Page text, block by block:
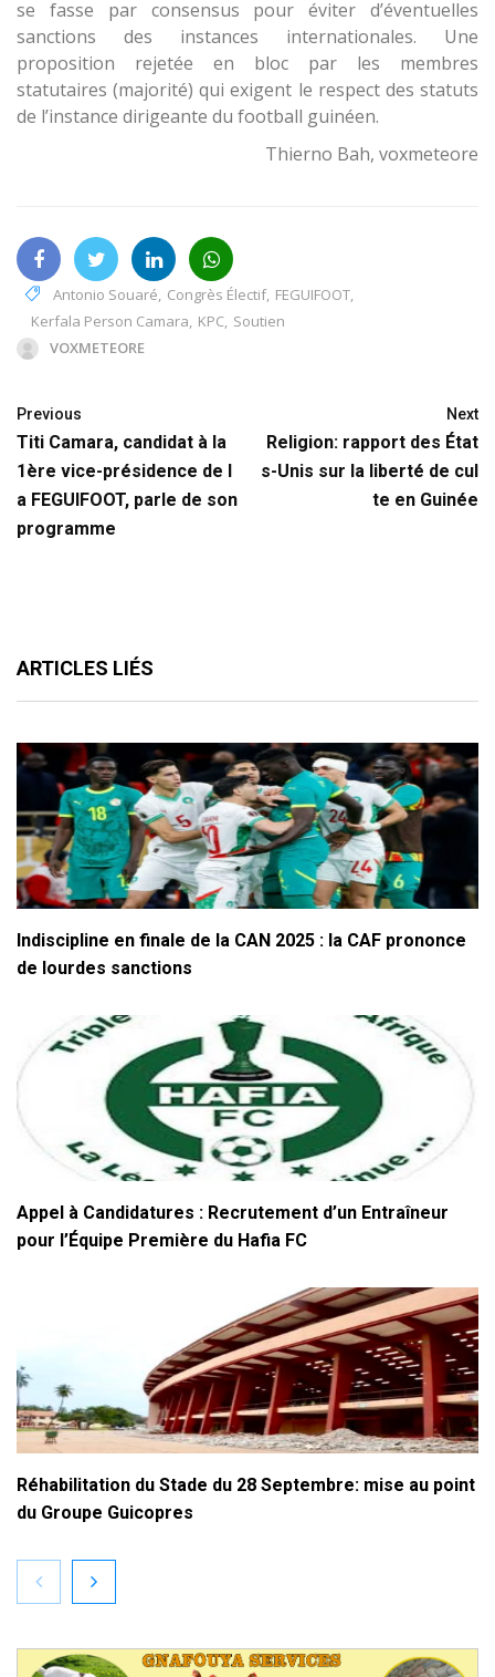
se fasse par consensus pour éviter d’éventuelles
sanctions des instances internationales. Une
proposition rejetée en bloc par les membres
statutaires (majorité) qui exigent le respect des statuts
de l’instance dirigeante du football guinéen.
Thierno Bah, voxmeteore
Antonio Souaré, Congrès Électif, FEGUIFOOT,
Kerfala Person Camara, KPC, Soutien
VOXMETEORE
Previous
Titi Camara, candidat à la
1ère vice-présidence de l
a FEGUIFOOT, parle de son
programme
Next
Religion: rapport des État
s-Unis sur la liberté de cul
te en Guinée
ARTICLES LIÉS
Indiscipline en finale de la CAN 2025 : la CAF prononce
de lourdes sanctions
Appel à Candidatures : Recrutement d’un Entraîneur
pour l’Équipe Première du Hafia FC
Réhabilitation du Stade du 28 Septembre: mise au point
du Groupe Guicopres